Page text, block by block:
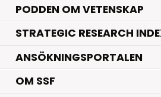
PODDEN OM VETENSKAP
STRATEGIC RESEARCH
ANSÖKNINGSPORTALEN
OM SSF